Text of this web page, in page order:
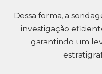
Dessa forma, a
investigação
garantindo um